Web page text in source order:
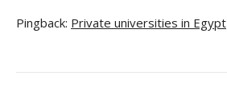
Pingback: Private universities in Egypt